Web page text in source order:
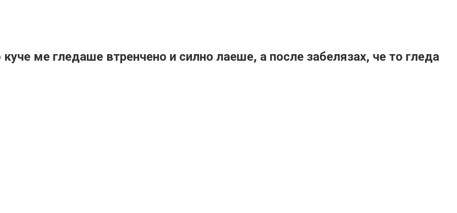
ме гледаше втренчено и силно лаеше, а после забелязах, че то гледа